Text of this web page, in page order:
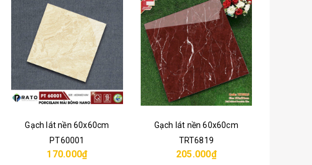
Gạch lát nền 60x60cm
PT60001
170.000₫
Gạch lát nền 60x60cm
TRT6819
205.000₫